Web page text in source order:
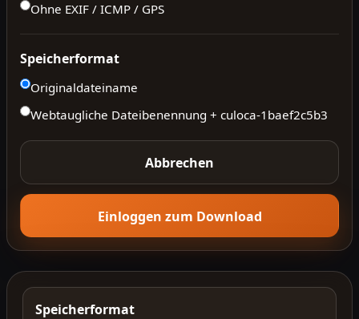
Ohne EXIF / ICMP / GPS
Speicherformat
Originaldateiname
Webtaugliche Dateibenennung + culoca-1baef2c5b3
Abbrechen
Einloggen zum Download
Speicherformat